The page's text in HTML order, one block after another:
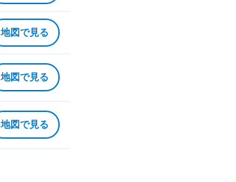
地図で見る
地図で見る
地図で見る